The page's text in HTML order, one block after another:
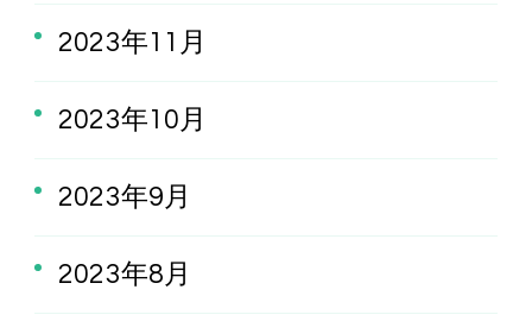
2023年11月
2023年10月
2023年9月
2023年8月